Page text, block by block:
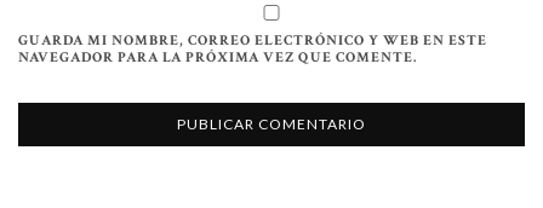
GUARDA MI NOMBRE, CORREO ELECTRÓNICO Y WEB EN ESTE
NAVEGADOR PARA LA PRÓXIMA VEZ QUE COMENTE.